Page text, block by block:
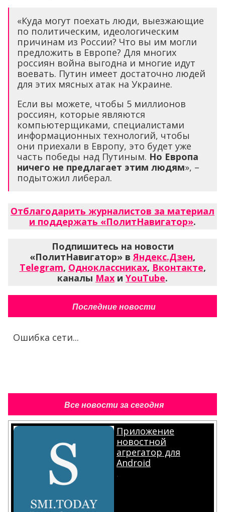
«Куда могут поехать люди, выезжающие
по политическим, идеологическим
причинам из России? Что вы им могли
предложить в Европе? Для многих
россиян война выгодна и многие идут
воевать. Путин имеет достаточно людей
для этих мясных атак на Украине.
Если вы можете, чтобы 5 миллионов
россиян, которые являются
компьютерщиками, специалистами
информационных технологий, чтобы
они приехали в Европу, это будет уже
часть победы над Путиным. Но Европа
ничего не предлагает этим людям», –
подытожил либерал.
Отблагодарить журналистов за материал
и поддержать «ПолитНавигатор».
Подпишитесь на новости
«ПолитНавигатор» вЯндекс.Дзен,
Telegram, Одноклассниках, Вконтакте,
каналы Max и YouTube.
Последние новости
Ошибка сети...
Все новости за сегодня
Приложение
новостной
агрегатор для
Android
.